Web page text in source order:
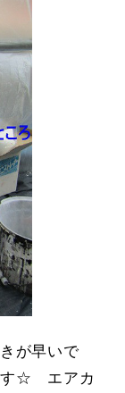
が早いで
す☆ エアカ